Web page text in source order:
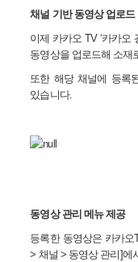
채널 기반 동영상 업로드
이제 카카오 TV ‘카카오
동영상을 업로드해 소재
또한 해당 채널에 등록
있습니다.
동영상 관리 메뉴 제공
등록한 동영상은 카카오
> 채널 > 동영상 관리]에